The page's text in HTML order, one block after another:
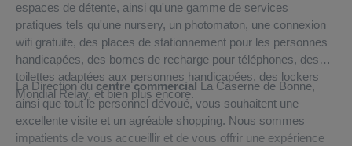
espaces de détente, ainsi qu'une gamme de services
pratiques tels qu'une nursery, un photomaton, une connexion
wifi gratuite, des places de stationnement pour les personnes
handicapées, des bornes de recharge pour téléphones, des
toilettes adaptées aux personnes handicapées, des lockers
Mondial Relay, et bien plus encore.
La Direction du centre commercial La Caserne de Bonne,
ainsi que tout le personnel dévoué, vous souhaitent une
excellente visite et un agréable shopping. Nous sommes
impatients de vous accueillir et de vous offrir une expérience